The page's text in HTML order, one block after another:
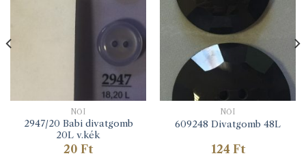
NŐI
2947/20 Babi divatgomb
20L v.kék
20 Ft
NŐI
609248 Divatgomb 48L
124 Ft